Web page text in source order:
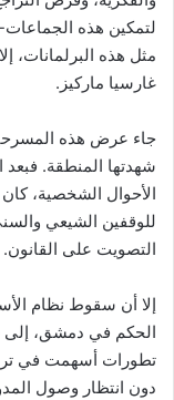
لتمكين هذه
مثل هذه البرلمانات،
غارسيا ماركيز.
جاء عرض هذه
شهدتها المنطقة. فبعد
الأحوال الشخصية،
للوقفين الشيعي
التصويت على القانون.
إلا أن سقوط نظام
الحكم في دمشق، إلى
تطورات أسهمت في
دون انتظار وصول